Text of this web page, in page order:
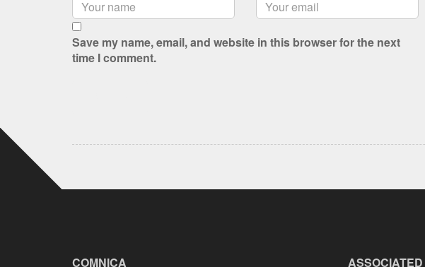
Save my name, email, and website in this browser for the next
time I comment.
COMNICA